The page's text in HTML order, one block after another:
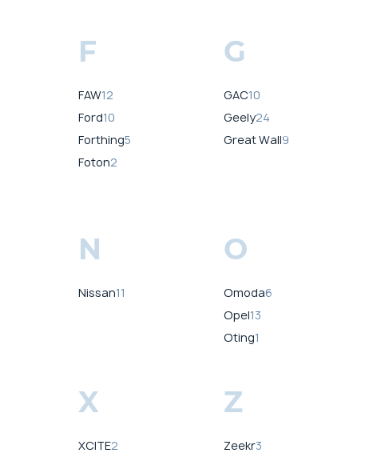
F
FAW12
Ford10
Forthing5
Foton2
G
GAC10
Geely24
Great Wall9
N
Nissan11
O
Omoda6
Opel13
Oting1
X
XCITE2
Z
Zeekr3